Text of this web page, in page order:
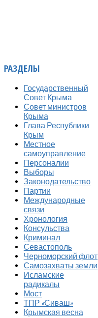
РАЗДЕЛЫ
Государственный
Совет Крыма
Совет министров
Крыма
Глава Республики
Крым
Местное
самоуправление
Персоналии
Выборы
Законодательство
Партии
Международные
связи
Хронология
Консульства
Криминал
Севастополь
Черноморский флот
Самозахваты земли
Исламские
радикалы
Мост
ТПР «Сиваш»
Крымская весна